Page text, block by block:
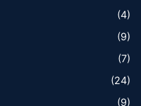
(4)
(9)
(7)
(24)
(9)